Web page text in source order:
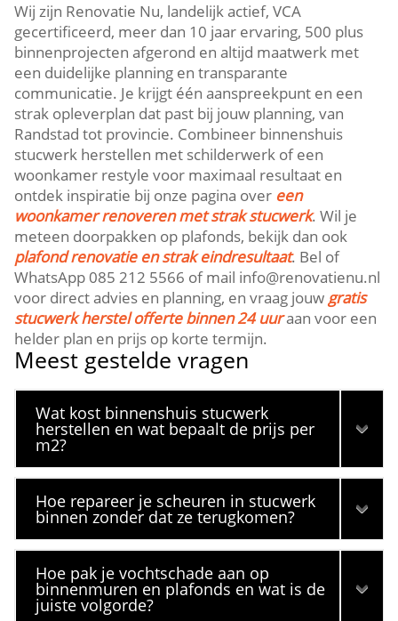
Wij zijn Renovatie Nu, landelijk actief, VCA
gecertificeerd, meer dan 10 jaar ervaring, 500 plus
binnenprojecten afgerond en altijd maatwerk met
een duidelijke planning en transparante
communicatie.​ Je krijgt één aanspreekpunt en een
strak opleverplan dat past bij jouw planning, van
Randstad tot provincie.​ Combineer binnenshuis
stucwerk herstellen met schilderwerk of een
woonkamer restyle voor maximaal resultaat en
ontdek inspiratie bij onze pagina over een
woonkamer renoveren met strak stucwerk.​ Wil je
meteen doorpakken op plafonds, bekijk dan ook
plafond renovatie en strak eindresultaat.​ Bel of
WhatsApp 085 212 5566 of mail info@renovatienu.​nl
voor direct advies en planning, en vraag jouwgratis
stucwerk herstel offerte binnen 24 uuraan voor een
helder plan en prijs op korte termijn.​
Meest gestelde vragen
Wat kost binnenshuis stucwerk
herstellen en wat bepaalt de prijs per
m2?
Hoe repareer je scheuren in stucwerk
binnen zonder dat ze terugkomen?
Hoe pak je vochtschade aan op
binnenmuren en plafonds en wat is de
juiste volgorde?